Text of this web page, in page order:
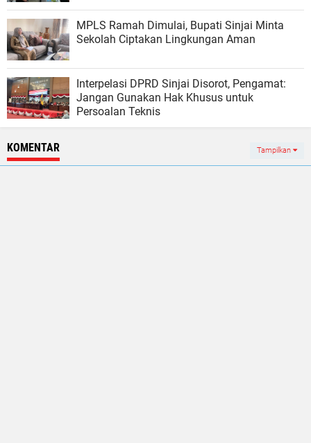
MPLS Ramah Dimulai, Bupati Sinjai Minta
Sekolah Ciptakan Lingkungan Aman
Interpelasi DPRD Sinjai Disorot, Pengamat:
Jangan Gunakan Hak Khusus untuk
Persoalan Teknis
KOMENTAR Tampilkan